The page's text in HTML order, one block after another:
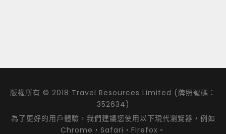
版權所有 © 2018 Travel Resources Limited (牌照號碼：
352634)
為了更好的用戶體驗，我們建議您使用以下現代瀏覽器，例如
Chrome，Safari，Firefox。